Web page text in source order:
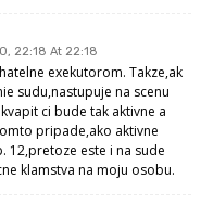
22:18 At 22:18
exekutorom. Takze,ak
sudu,nastupuje na scenu
ci bude tak aktivne a
pripade,ako aktivne
12,pretoze este i na sude
klamstva na moju osobu.